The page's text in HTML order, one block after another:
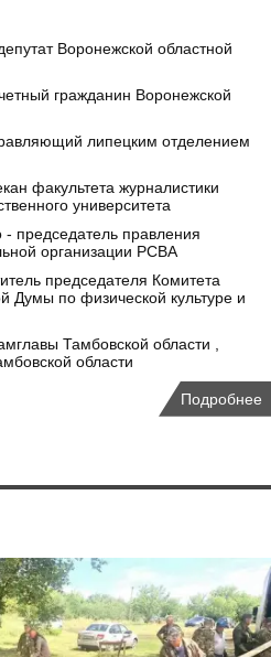
Воронежской областной
гражданин Воронежской
липецким отделением
факультета журналистики
университета
председатель правления
организации РСВА
председателя Комитета
Думы по физической культуре и
Тамбовской области ,
области
Подробнее